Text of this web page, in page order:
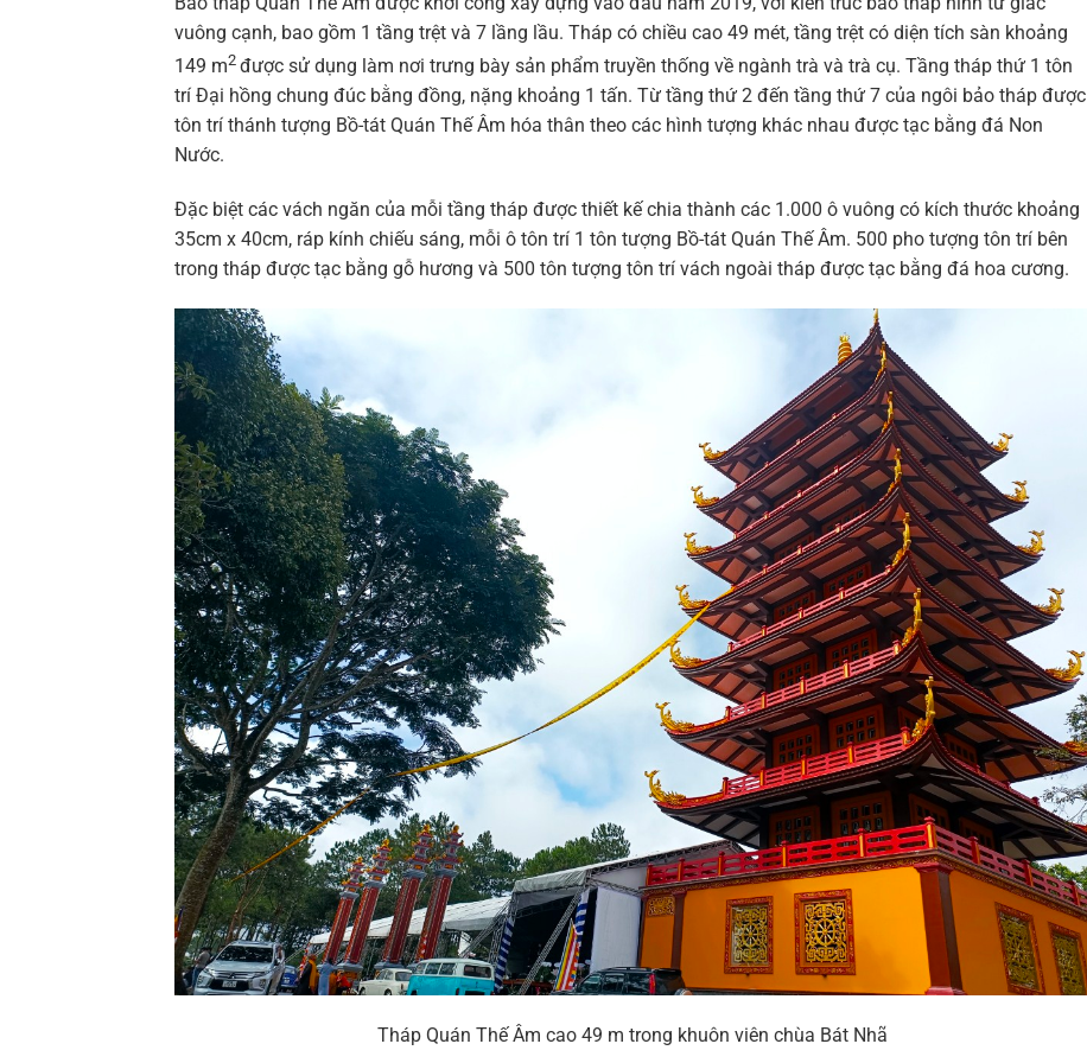
vuông cạnh, bao gồm 1 tầng trệt và 7 lầng lầu. Tháp có chiều cao 49 mét, tầng trệt có diện tích sàn khoảng
149 m2 được sử dụng làm nơi trưng bày sản phẩm truyền thống về ngành trà và trà cụ. Tầng tháp thứ 1 tôn
trí Đại hồng chung đúc bằng đồng, nặng khoảng 1 tấn. Từ tầng thứ 2 đến tầng thứ 7 của ngôi bảo tháp được
tôn trí thánh tượng Bồ-tát Quán Thế Âm hóa thân theo các hình tượng khác nhau được tạc bằng đá Non
Nước.
Đặc biệt các vách ngăn của mỗi tầng tháp được thiết kế chia thành các 1.000 ô vuông có kích thước khoảng
35cm x 40cm, ráp kính chiếu sáng, mỗi ô tôn trí 1 tôn tượng Bồ-tát Quán Thế Âm. 500 pho tượng tôn trí bên
trong tháp được tạc bằng gỗ hương và 500 tôn tượng tôn trí vách ngoài tháp được tạc bằng đá hoa cương.
Tháp Quán Thế Âm cao 49 m trong khuôn viên chùa Bát Nhã